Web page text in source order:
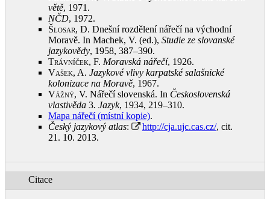
větě, 1971 .
NČD, 1972.
Šlosar, D. Dnešní rozdělení nářečí na východní
Moravě. In Machek, V. (ed.), Studie ze slovanské
jazykovědy, 1958, 387–390.
Trávníček, F. Moravská nářečí, 1926.
Vašek, A. Jazykové vlivy karpatské salašnické
kolonizace na Moravě, 1967.
Vážný, V. Nářečí slovenská. In Československá
vlastivěda 3. Jazyk, 1934, 219–310.
Mapa nářečí (místní kopie).
Český jazykový atlas: http://cja.ujc.cas.cz/, cit.
21. 10. 2013.
Citace